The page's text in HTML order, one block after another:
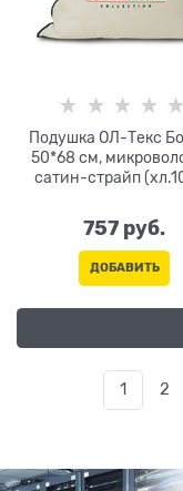
Подушка ОЛ-Текс
50*68 см,
сатин-страйп
757 руб.
ДОБАВИТЬ
1 2